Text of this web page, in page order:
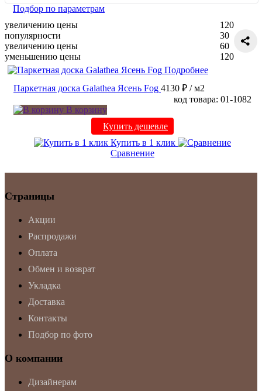
Подбор по параметрам
увеличению цены
популярности
увеличению цены
уменьшению цены
120
30
60
120
Подробнее
Паркетная доска Galathea Ясень Fog 4130 ₽ / м2
код товара: 01-1082
В корзину
Купить дешевле
Купить в 1 клик
Сравнение
Страницы
Акции
Распродажи
Оплата
Обмен и возврат
Укладка
Доставка
Контакты
Подбор по фото
О компании
Дизайнерам